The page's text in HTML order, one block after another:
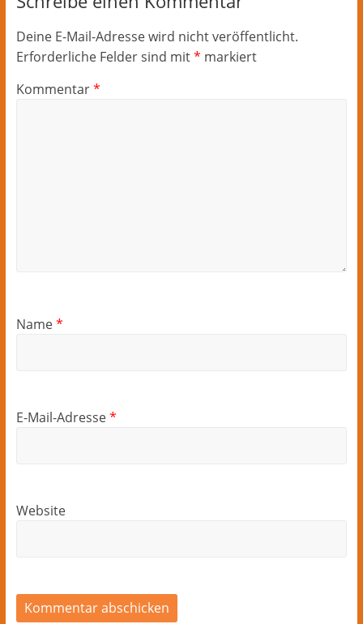
Deine E-Mail-Adresse wird nicht veröffentlicht.
Erforderliche Felder sind mit* markiert
Kommentar*
Name*
E-Mail-Adresse*
Website